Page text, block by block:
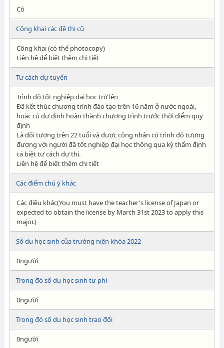
Có
Công khai các đề thi cũ
Công khai (có thể photocopy)
Liên hệ để biết thêm chi tiết
Tư cách dự tuyển
Trình độ tốt nghiệp đại học trở lên
Đã kết thúc chương trình đào tạo trên 16 năm ở nước ngoài,
hoặc có dự định hoàn thành chương trình trước thời điểm quy
định
Là đối tượng trên 22 tuổi và được công nhận có trình độ tương
đương với người đã tốt nghiệp đại học thông qua kỳ thẩm định
cá biệt tư cách dự thi.
Liên hệ để biết thêm chi tiết
Các điểm chú ý khác
Các điều khác(You must have the teacher's license of Japan or
expected to obtain the license by March 31st 2023 to apply this
major.)
Số du học sinh của trường niên khóa 2022
0người
Trong đó số du học sinh tư phí
0người
Trong đó số du học sinh trao đổi
0người